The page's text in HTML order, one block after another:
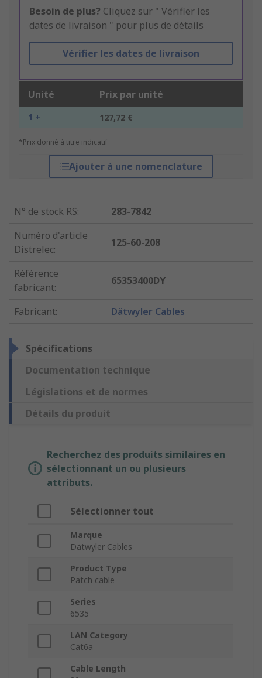
Besoin de plus? Cliquez sur " Vérifier les
dates de livraison " pour plus de détails
Vérifier les dates de livraison
Unité Prix par unité
1 + 127,72 €
*Prix donné à titre indicatif
Ajouter à une nomenclature
N° de stock RS:
283-7842
Numéro d'article
Distrelec:
125-60-208
Référence
fabricant:
65353400DY
Fabricant: Dätwyler Cables
Spécifications
Documentation technique
Législations et de normes
Détails du produit
Recherchez des produits similaires en
sélectionnant un ou plusieurs
attributs.
Sélectionner tout
Marque
Dätwyler Cables
Product Type
Patch cable
Series
6535
LAN Category
Cat6a
Cable Length